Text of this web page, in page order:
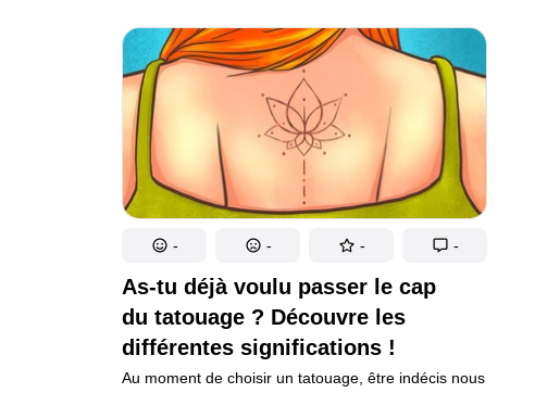
l’heure d’aller se coucher.
As-tu déjà voulu passer le cap
du tatouage ? Découvre les
différentes significations !
Au moment de choisir un tatouage, être indécis nous
- - - -